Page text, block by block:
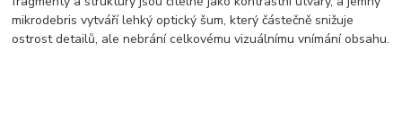
mikrodebris vytváří lehký optický šum, který částečně snižuje
ostrost detailů, ale nebrání celkovému vizuálnímu vnímání obsahu.